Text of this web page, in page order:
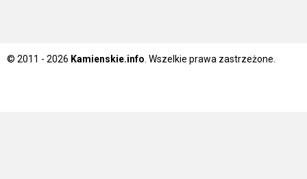
© 2011 - 2026 Kamienskie.info . Wszelkie prawa zastrzeżone.